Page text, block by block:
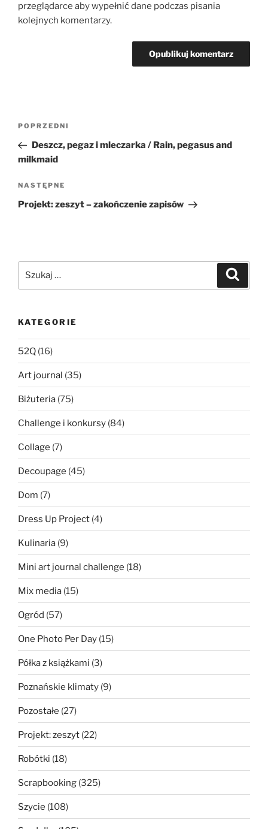
przeglądarce aby wypełnić dane podczas pisania
kolejnych komentarzy.
Nawigacja
Poprzedni
wpis
POPRZEDNI
Deszcz, pegaz i mleczarka / Rain, pegasus and
milkmaid
Następny
wpis
NASTĘPNE
Projekt: zeszyt – zakończenie zapisów
KATEGORIE
52Q (16)
Art journal (35)
Biżuteria (75)
Challenge i konkursy (84)
Collage (7)
Decoupage (45)
Dom (7)
Dress Up Project (4)
Kulinaria (9)
Mini art journal challenge (18)
Mix media (15)
Ogród (57)
One Photo Per Day (15)
Półka z książkami (3)
Poznańskie klimaty (9)
Pozostałe (27)
Projekt: zeszyt (22)
Robótki (18)
Scrapbooking (325)
Szycie (108)